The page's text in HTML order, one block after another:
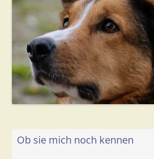
Ob sie mich noch kennen